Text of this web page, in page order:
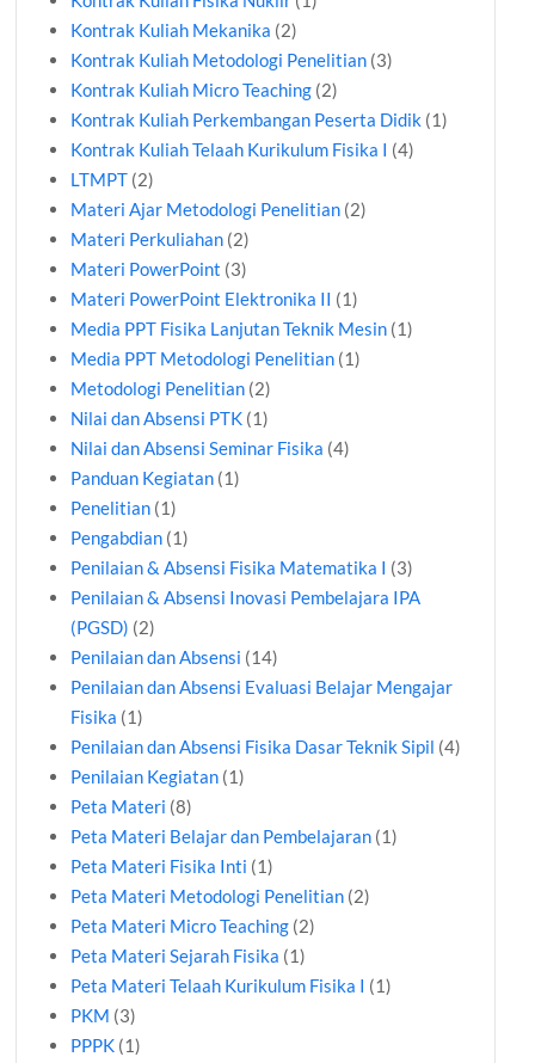
Kontrak Kuliah Mekanika (2)
Kontrak Kuliah Metodologi Penelitian (3)
Kontrak Kuliah Micro Teaching (2)
Kontrak Kuliah Perkembangan Peserta Didik (1)
Kontrak Kuliah Telaah Kurikulum Fisika I (4)
LTMPT (2)
Materi Ajar Metodologi Penelitian (2)
Materi Perkuliahan (2)
Materi PowerPoint (3)
Materi PowerPoint Elektronika II (1)
Media PPT Fisika Lanjutan Teknik Mesin (1)
Media PPT Metodologi Penelitian (1)
Metodologi Penelitian (2)
Nilai dan Absensi PTK (1)
Nilai dan Absensi Seminar Fisika (4)
Panduan Kegiatan (1)
Penelitian (1)
Pengabdian (1)
Penilaian & Absensi Fisika Matematika I (3)
Penilaian & Absensi Inovasi Pembelajara IPA
(PGSD) (2)
Penilaian dan Absensi (14)
Penilaian dan Absensi Evaluasi Belajar Mengajar
Fisika (1)
Penilaian dan Absensi Fisika Dasar Teknik Sipil (4)
Penilaian Kegiatan (1)
Peta Materi (8)
Peta Materi Belajar dan Pembelajaran (1)
Peta Materi Fisika Inti (1)
Peta Materi Metodologi Penelitian (2)
Peta Materi Micro Teaching (2)
Peta Materi Sejarah Fisika (1)
Peta Materi Telaah Kurikulum Fisika I (1)
PKM (3)
PPPK (1)